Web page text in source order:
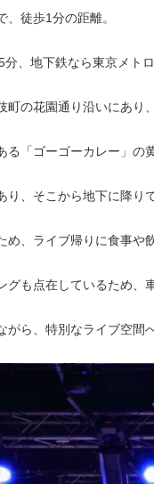
徒歩1分の距離。
、地下鉄なら東京メト
町の花園通り沿いにあり
る「ゴーゴーカレー」の
り、そこから地下に降り
め、ライブ帰りに食事や
グも点在しているため、
がら、特別なライブ空間